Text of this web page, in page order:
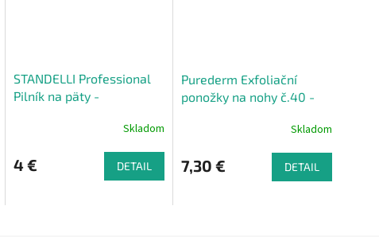
STANDELLI Professional
Pilník na päty -
Skladom
4 € DETAIL
Purederm Exfoliační
ponožky na nohy č.40 -
Skladom
7,30 € DETAIL